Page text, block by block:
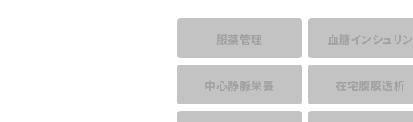
服薬管理 血糖インシュリン
中心静脈栄養 在宅腹膜透析